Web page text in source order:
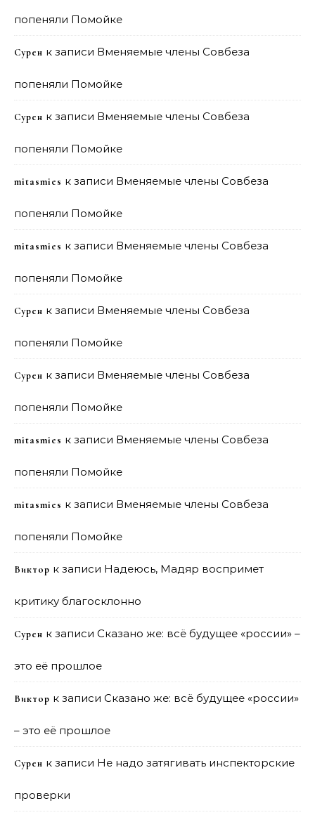
попеняли Помойке
Сурен к записи Вменяемые члены Совбеза
попеняли Помойке
Сурен к записи Вменяемые члены Совбеза
попеняли Помойке
mitasmies к записи Вменяемые члены Совбеза
попеняли Помойке
mitasmies к записи Вменяемые члены Совбеза
попеняли Помойке
Сурен к записи Вменяемые члены Совбеза
попеняли Помойке
Сурен к записи Вменяемые члены Совбеза
попеняли Помойке
mitasmies к записи Вменяемые члены Совбеза
попеняли Помойке
mitasmies к записи Вменяемые члены Совбеза
попеняли Помойке
Виктор к записи Надеюсь, Мадяр воспримет
критику благосклонно
Сурен к записи Сказано же: всё будущее «россии» –
это её прошлое
Виктор к записи Сказано же: всё будущее «россии»
– это её прошлое
Сурен к записи Не надо затягивать инспекторские
проверки